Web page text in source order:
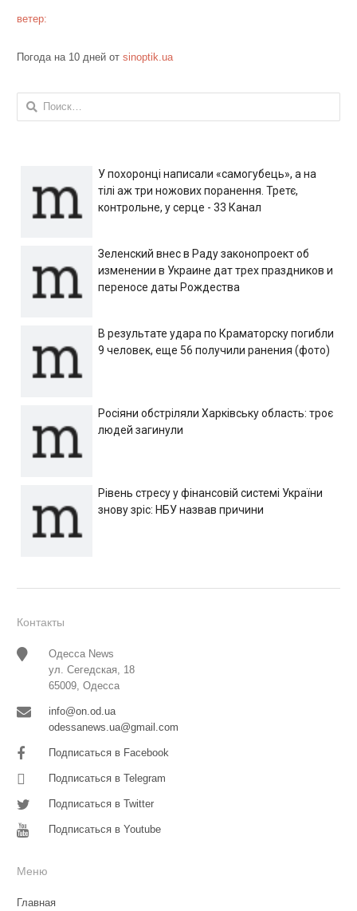
ветер:
Погода на 10 дней от sinoptik.ua
Найти:
У похоронці написали «самогубець», а на
тілі аж три ножових поранення. Третє,
контрольне, у серце - 33 Канал
Зеленский внес в Раду законопроект об
изменении в Украине дат трех праздников и
переносе даты Рождества
В результате удара по Краматорску погибли
9 человек, еще 56 получили ранения (фото)
Росіяни обстріляли Харківську область: троє
людей загинули
Рівень стресу у фінансовій системі України
знову зріс: НБУ назвав причини
Контакты
Одесса News
ул. Сегедская, 18
65009, Одесса
info@on.od.ua
odessanews.ua@gmail.com
Подписаться в Facebook
Подписаться в Telegram
Подписаться в Twitter
Подписаться в Youtube
Меню
Главная